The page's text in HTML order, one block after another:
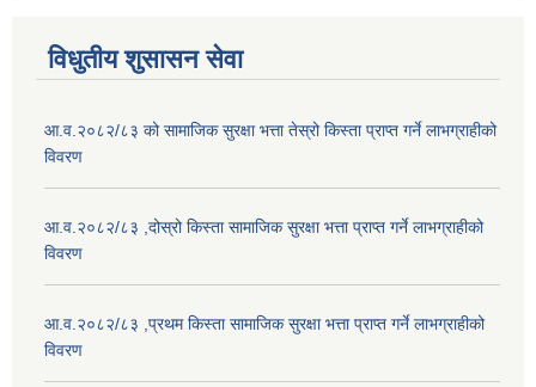
विधुतीय शुसासन सेवा
आ.व.२०८२/८३ को सामाजिक सुरक्षा भत्ता तेस्रो किस्ता प्राप्त गर्ने लाभग्राहीको
विवरण
आ.व.२०८२/८३ ,दोस्रो किस्ता सामाजिक सुरक्षा भत्ता प्राप्त गर्ने लाभग्राहीको
विवरण
आ.व.२०८२/८३ ,प्रथम किस्ता सामाजिक सुरक्षा भत्ता प्राप्त गर्ने लाभग्राहीको
विवरण